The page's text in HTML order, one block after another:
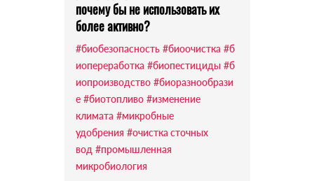
почему бы не использовать их
более активно?
#биобезопасность #биоочистка #б
иопереработка #биопестициды #б
иопроизводство #биоразнообрази
е #биотопливо #изменение
климата #микробные
удобрения #очистка сточных
вод #промышленная
микробиология